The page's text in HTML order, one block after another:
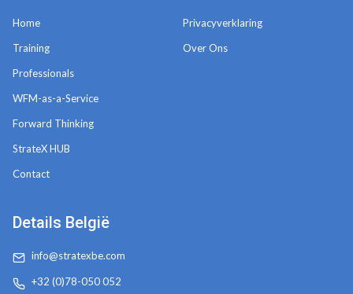
Home
Training
Professionals
WFM-as-a-Service
Forward Thinking
StrateX HUB
Contact
Privacyverklaring
Over Ons
Details België
info@stratexbe.com
+32 (0)78-050 052